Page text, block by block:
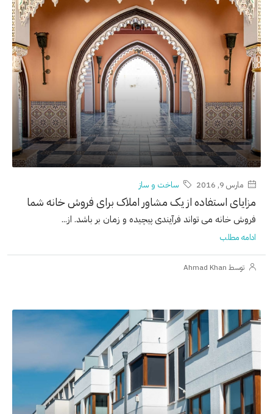
مارس 9, 2016 ساخت و ساز
مزایای استفاده از یک مشاور املاک برای فروش خانه شما
فروش خانه می تواند فرآیندی پیچیده و زمان بر باشد. از...
ادامه مطلب
توسط Ahmad Khan